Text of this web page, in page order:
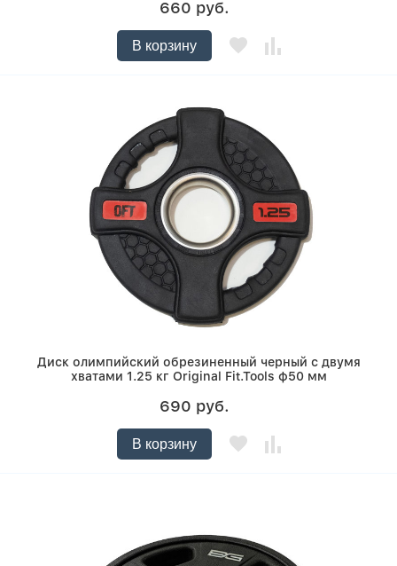
660 руб.
В корзину
Диск олимпийский обрезиненный черный с двумя
хватами 1.25 кг Original Fit.Tools ф50 мм
690 руб.
В корзину